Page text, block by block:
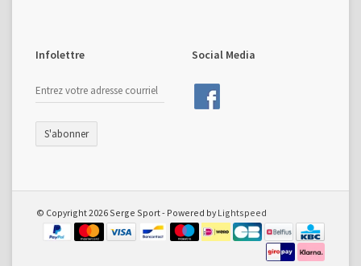
Infolettre
S'abonner
Social Media
© Copyright 2026 Serge Sport - Powered byLightspeed